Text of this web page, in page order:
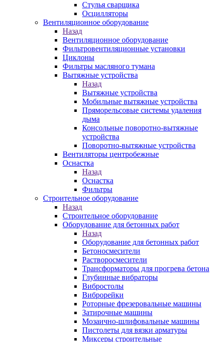
Стулья сварщика
Осцилляторы
Вентиляционное оборудование
Назад
Вентиляционное оборудование
Фильтровентиляционные установки
Циклоны
Фильтры масляного тумана
Вытяжные устройства
Назад
Вытяжные устройства
Мобильные вытяжные устройства
Пряморельсовые системы удаления
дыма
Консольные поворотно-вытяжные
устройства
Поворотно-вытяжные устройства
Вентиляторы центробежные
Оснастка
Назад
Оснастка
Фильтры
Строительное оборудование
Назад
Строительное оборудование
Оборудование для бетонных работ
Назад
Оборудование для бетонных работ
Бетоносмесители
Растворосмесители
Трансформаторы для прогрева бетона
Глубинные вибраторы
Вибростолы
Виброрейки
Роторные фрезеровальные машины
Затирочные машины
Мозаично-шлифовальные машины
Пистолеты для вязки арматуры
Миксеры строительные